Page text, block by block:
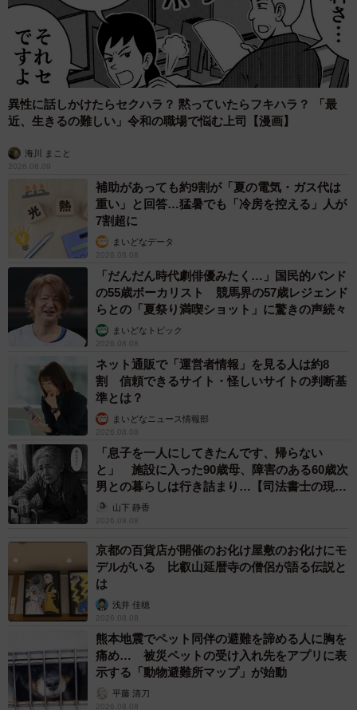
異性に話しかけたらセクハラ？ 黙っていたらフキハラ？ 「最
近、生きるの難しい」令和の職場で悩む上司【漫画】
海川 まこと
2026.08.09
補助があっても約9割が「夏の電気・ガス代は
重い」と回答…猛暑でも「冷房を控える」人が
7割超に
まいどなデータ
2026.08.08
「だんだん時代劇俳優みたく…」国民的バンド
の55歳ボーカリスト 競馬界の57歳レジェンド
らとの「夏祭り満喫ショット」に驚きの声続々
まいどなトピック
2026.08.08
ネット通販で「運営者情報」を見る人は約8
割 信頼できるサイト・怪しいサイトの判断基
準とは？
まいどなニュース情報部
2026.08.08
「息子を一人にしてきたんです、帰らない
と」 施設に入った90歳母、障害のある60歳次
男との暮らしは行き詰まり…【司法書士の現場
から】山下 静香
2026.08.08
京都の百貨店が開催のお化け屋敷のお化けにモ
デルがいる 比叡山延暦寺の僧侶が語る伝説と
は
浅井 佳穂
2026.08.08
熊本地震でペット同伴の避難を諦める人に胸を
痛め… 被災ペットの受け入れ先をアプリに表
示する「動物避難所マップ」が始動
平藤 清刀
2026.08.08